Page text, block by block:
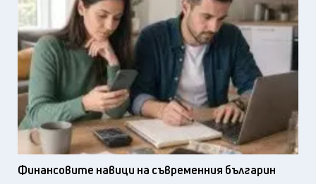
Финансовите навици на съвременния българин